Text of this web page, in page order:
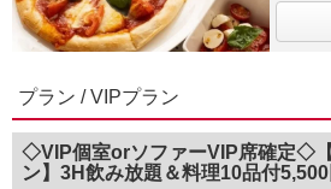
プラン / VIPプラン
◇VIP個室orソファーVIP席確定◇
ン】3H飲み放題＆料理10品付